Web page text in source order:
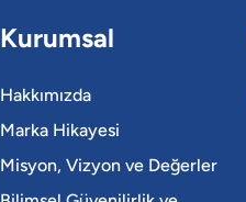
Kurumsal
Hakkımızda
Marka Hikayesi
Misyon, Vizyon ve Değerler